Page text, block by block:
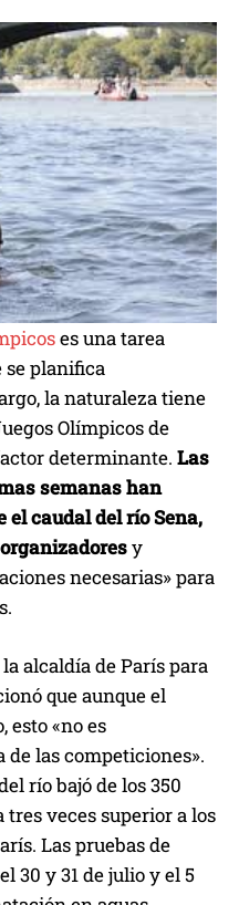
es una tarea
se planifica
la naturaleza tiene
Olímpicos de
determinante. Las
semanas han
caudal del río Sena,
y
necesarias» para
alcaldía de París para
que aunque el
esto «no es
las competiciones».
río bajó de los 350
veces superior a los
Las pruebas de
30 y 31 de julio y el 5